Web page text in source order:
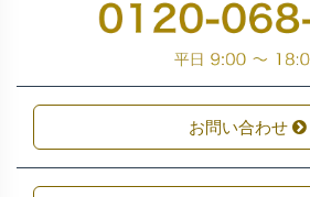
お問い合わせ